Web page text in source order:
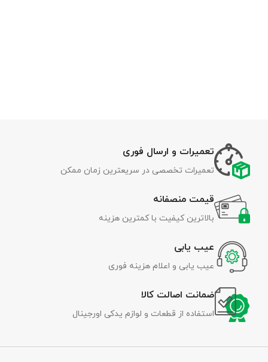
تعمیرات و ارسال فوری
تعمیرات تخصصی در سریعترین زمان ممکن
قیمت منصفانه
بالاترین کیفیت با کمترین هزینه
عیب یابی
عیب یابی و اعلام هزینه فوری
ضمانت اصالت کالا
استفاده از قطعات و لوازم یدکی اورجینال